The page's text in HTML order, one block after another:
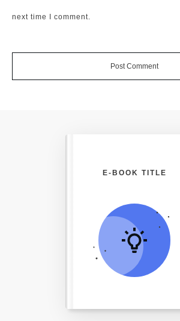
next time I comment.
Post Comment
E-BOOK TITLE